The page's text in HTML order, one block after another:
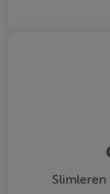
Slimleren